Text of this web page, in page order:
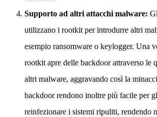
Supporto ad altri attacchi malware:
utilizzano i rootkit per introdurre altri
esempio ransomware o keylogger. Una
rootkit apre delle backdoor attraverso le
altri malware, aggravando così la
backdoor rendono inoltre più facile per
reinfezionare i sistemi ripuliti, rendendo